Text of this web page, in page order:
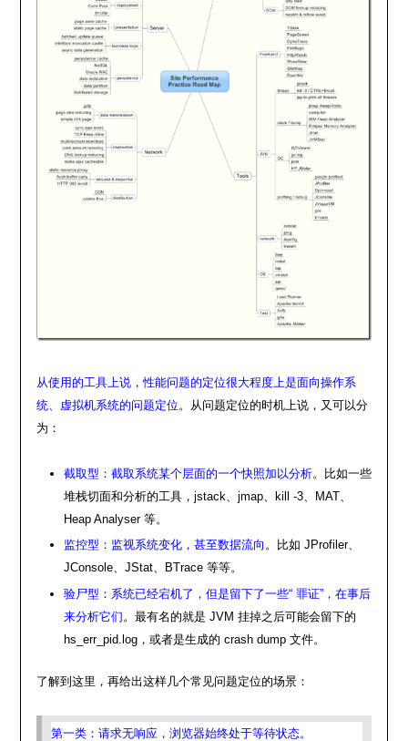
从使用的工具上说，性能问题的定位很大程度上是面向操作系
统、虚拟机系统的问题定位 。
从问题定位的时机上说，又可以分
为：
截取型：截取系统某个层面的一个快照加以分析。比如一些
堆栈切面和分析的工具，jstack、jmap、kill -3、MAT、
Heap Analyser 等。
监控型：监视系统变化，甚至数据流向 。比如 JProfiler、
JConsole、JStat、BTrace 等等。
验尸型：系统已经宕机了，但是留下了一些“ 罪证”，在事后
来分析它们 。最有名的就是 JVM 挂掉之后可能会留下的
hs_err_pid.log，或者是生成的 crash dump 文件。
了解到这里，再给出这样几个常见问题定位的场景：
第一类：请求无响应，浏览器始终处于等待状态。